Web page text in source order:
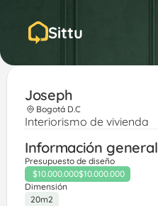
Sittu
Joseph
Bogotá D.C
Interiorismo de vivienda
Información general
Presupuesto de diseño
$10.000.000$10.000.000
Dimensión
20m2